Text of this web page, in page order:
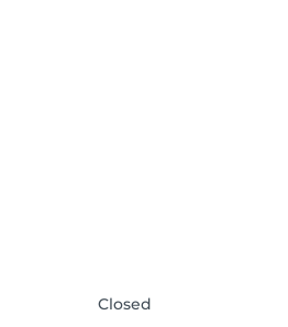
Closed